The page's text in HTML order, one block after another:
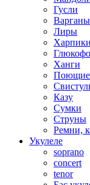
Гусли
Варганы
Лиры
Харпики
Ханги
Казу
Сумки
Струны
Ремни,
Укулеле
soprano
concert
tenor